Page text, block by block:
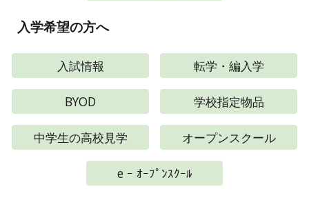
入学希望の方へ
入試情報 転学・編入学
BYOD 学校指定物品
中学生の高校見学 オープンスクール
e ｰ ｵｰﾌﾟﾝｽｸｰﾙ